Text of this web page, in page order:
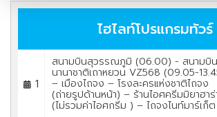
ไฮไลท์โปรแกรมทัวร์
1
สนามบินสุวรรณภูมิ (06.00) - สนามบิน
นานาชาติเถาหยวน VZ568 (09.05-
– เมืองไถจง – โรงละครแห่งชาติไถจง
(ถ่ายรูปด้านหน้า) – ร้านไอศครีมมิยาฮาร่
(ไม่รวมค่าไอศกรีม ) – ไถจงไนท์มาร์เก็ต